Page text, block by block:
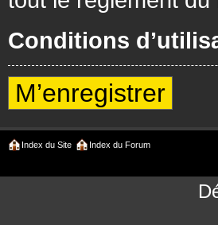
Conditions
M’enregistrer
Index du Site Index du Forum